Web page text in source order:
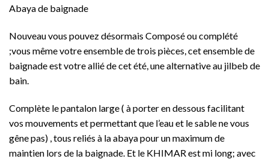
Abaya de baignade
Nouveau vous pouvez désormais Composé ou complété
;vous même votre ensemble de trois pièces, cet ensemble de
baignade est votre allié de cet été, une alternative au jilbeb de
bain.
Complète le pantalon large ( à porter en dessous facilitant
vos mouvements et permettant que l’eau et le sable ne vous
gêne pas) , tous reliés à la abaya pour un maximum de
maintien lors de la baignade. Et le KHIMAR est mi long; avec